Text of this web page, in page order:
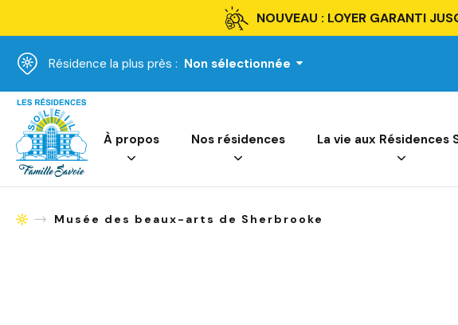
NOUVEAU : LOYER GARANTI
Résidence la plus près : Non sélectionnée
Accueil
À propos Nos résidences La vie aux Résidences
AccueilMusée des beaux-arts de Sherbrooke